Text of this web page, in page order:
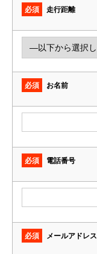
必須 走行距離
必須 お名前
必須 電話番号
必須 メールアドレス